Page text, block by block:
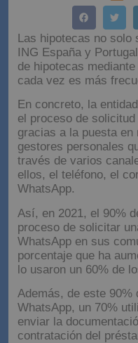
Las hipotecas no solo
ING España y
de hipotecas
cada vez es más
En concreto, la
el proceso de
gracias a la puesta
gestores personales
través de varios
ellos, el teléfono, el
WhatsApp.
Así, en 2021, el 90%
proceso de solicitar
WhatsApp en sus
porcentaje que ha
lo usaron un 60% de
Además, de este 90%
WhatsApp, un 70%
enviar la
contratación del